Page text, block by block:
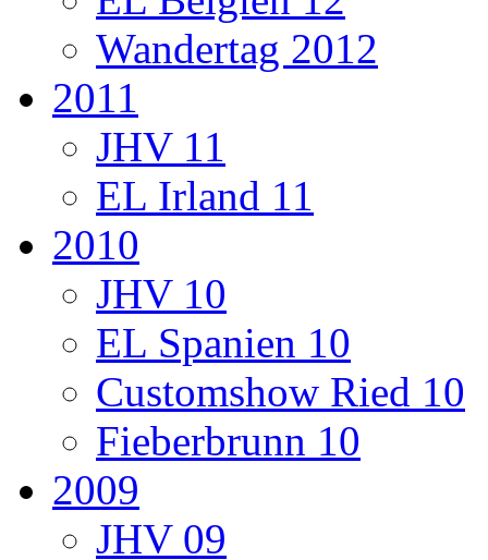
Wandertag 2012
2011
JHV 11
EL Irland 11
2010
JHV 10
EL Spanien 10
Customshow Ried 10
Fieberbrunn 10
2009
JHV 09